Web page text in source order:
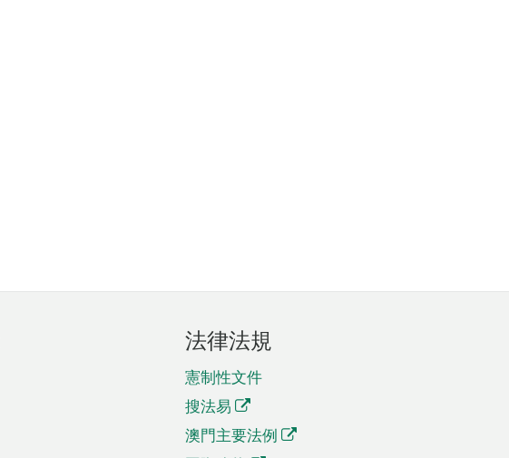
法律法規
憲制性文件
搜法易
澳門主要法例